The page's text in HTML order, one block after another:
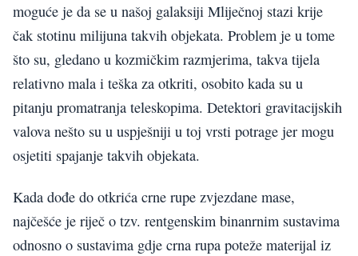
moguće je da se u našoj galaksiji Mliječnoj stazi krije
čak stotinu milijuna takvih objekata. Problem je u tome
što su, gledano u kozmičkim razmjerima, takva tijela
relativno mala i teška za otkriti, osobito kada su u
pitanju promatranja teleskopima. Detektori gravitacijskih
valova nešto su u uspješniji u toj vrsti potrage jer mogu
osjetiti spajanje takvih objekata.
Kada dođe do otkrića crne rupe zvjezdane mase,
najčešće je riječ o tzv. rentgenskim binanrnim sustavima
odnosno o sustavima gdje crna rupa poteže materijal iz